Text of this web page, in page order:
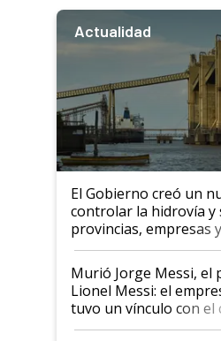
Actualidad
El Gobierno creó un
controlar la hidrovía y
provincias, empresas y
Murió Jorge Messi, el
Lionel Messi: el
tuvo un vínculo con el